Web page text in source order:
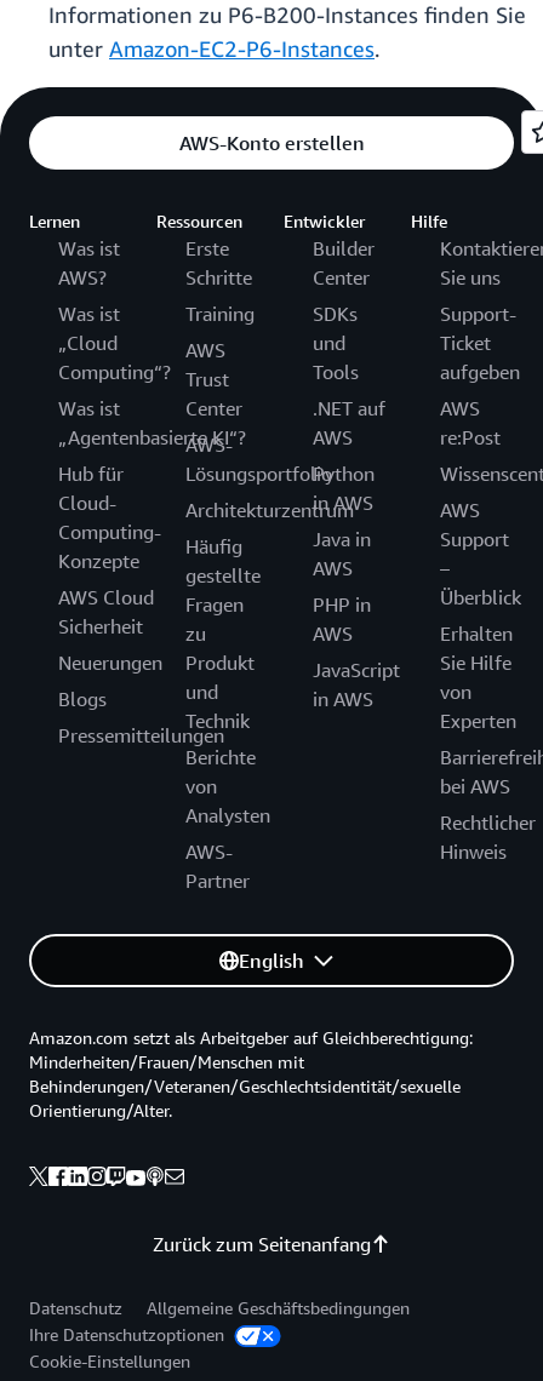
Informationen zu P6-B200-Instances finden Sie
unter Amazon-EC2-P6-Instances.
AWS-Konto erstellen
Lernen
Was ist
AWS?
Was ist
„Cloud
Computing“?
Was ist
„Agentenbasierte KI“?
Hub für
Cloud-
Computing-
Konzepte
AWS Cloud
Sicherheit
Neuerungen
Blogs
Pressemitteilungen
Ressourcen
Erste
Schritte
Training
AWS
Trust
Center
AWS-
Lösungsportfolio
Architekturzentrum
Häufig
gestellte
Fragen
zu
Produkt
und
Technik
Berichte
von
Analysten
AWS-
Partner
Entwickler
Builder
Center
SDKs
und
Tools
.NET auf
AWS
Python
in AWS
Java in
AWS
PHP in
AWS
JavaScript
in AWS
Hilfe
Sie uns
Support-
Ticket
aufgeben
AWS
re:Post
AWS
Support
–
Überblick
Erhalten
Sie Hilfe
von
Experten
bei AWS
Rechtlicher
Hinweis
English
Zurück zum Seitenanfang
Amazon.com setzt als Arbeitgeber auf Gleichberechtigung:
Minderheiten/Frauen/Menschen mit
Behinderungen/Veteranen/Geschlechtsidentität/sexuelle
Orientierung/Alter.
Datenschutz
Allgemeine Geschäftsbedingungen
Ihre Datenschutzoptionen
Cookie-Einstellungen